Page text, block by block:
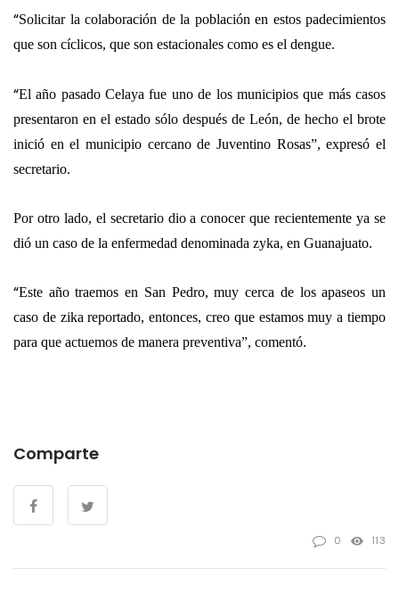
“Solicitar la colaboración de la población en estos padecimientos
que son cíclicos, que son estacionales como es el dengue.
“El año pasado Celaya fue uno de los municipios que más casos
presentaron en el estado sólo después de León, de hecho el brote
inició en el municipio cercano de Juventino Rosas”, expresó el
secretario.
Por otro lado, el secretario dio a conocer que recientemente ya se
dió un caso de la enfermedad denominada zyka, en Guanajuato.
“Este año traemos en San Pedro, muy cerca de los apaseos un
caso de zika reportado, entonces, creo que estamos muy a tiempo
para que actuemos de manera preventiva”, comentó.
Comparte
0 113